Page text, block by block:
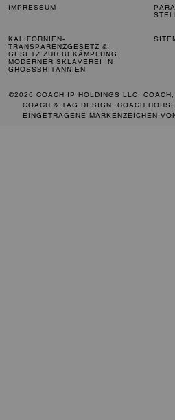
IMPRESSUM
KALIFORNIEN-
TRANSPARENZGESETZ &
GESETZ ZUR BEKÄMPFUNG
MODERNER SKLAVEREI IN
GROSSBRITANNIEN
©2026 COACH IP HOLDINGS LLC.
COACH & TAG DESIGN, COACH
EINGETRAGENE MARKENZEICHEN